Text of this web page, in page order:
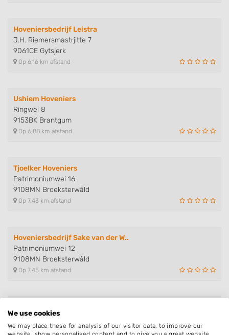
Hoveniersbedrijf Leistra
J.H. Riemersmastrjitte 7
9061CE Gytsjerk
Op 6,16 km afstand
Ushiem Hoveniers
Ringwei 8
9153BK Brantgum
Op 6,88 km afstand
Tjoelker Hoveniers
Patrimoniumwei 16
9108MN Broeksterwâld
Op 7,43 km afstand
Hoveniersbedrijf Sake van der W..
Patrimoniumwei 12
9108MN Broeksterwâld
Op 7,45 km afstand
Griene Krússtrjitte 3
9104DJ Damwâld
We use cookies
We may place these for analysis of our visitor data, to improve our